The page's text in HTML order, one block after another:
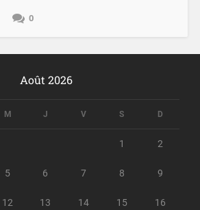
0
Août 2026
M J V S D
1 2
5 6 7 8 9
12 13 14 15 16